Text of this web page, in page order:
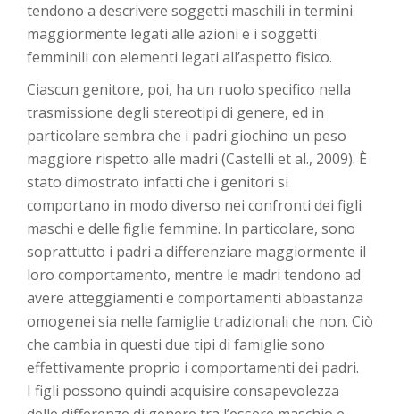
tendono a descrivere soggetti maschili in termini
maggiormente legati alle azioni e i soggetti
femminili con elementi legati all’aspetto fisico.
Ciascun genitore, poi, ha un ruolo specifico nella
trasmissione degli stereotipi di genere, ed in
particolare sembra che i padri giochino un peso
maggiore rispetto alle madri (Castelli et al., 2009). È
stato dimostrato infatti che i genitori si
comportano in modo diverso nei confronti dei figli
maschi e delle figlie femmine. In particolare, sono
soprattutto i padri a differenziare maggiormente il
loro comportamento, mentre le madri tendono ad
avere atteggiamenti e comportamenti abbastanza
omogenei sia nelle famiglie tradizionali che non. Ciò
che cambia in questi due tipi di famiglie sono
effettivamente proprio i comportamenti dei padri.
I figli possono quindi acquisire consapevolezza